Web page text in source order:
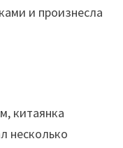
и произнесла
китаянка
несколько